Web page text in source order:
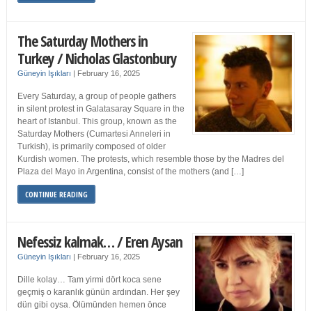
The Saturday Mothers in
Turkey / Nicholas Glastonbury
Güneyin Işıkları | February 16, 2025
Every Saturday, a group of people gathers
in silent protest in Galatasaray Square in the
heart of Istanbul. This group, known as the
Saturday Mothers (Cumartesi Anneleri in
Turkish), is primarily composed of older
Kurdish women. The protests, which resemble those by the Madres del
Plaza del Mayo in Argentina, consist of the mothers (and […]
CONTINUE READING
Nefessiz kalmak… / Eren Aysan
Güneyin Işıkları | February 16, 2025
Dille kolay… Tam yirmi dört koca sene
geçmiş o karanlık günün ardından. Her şey
dün gibi oysa. Ölümünden hemen önce